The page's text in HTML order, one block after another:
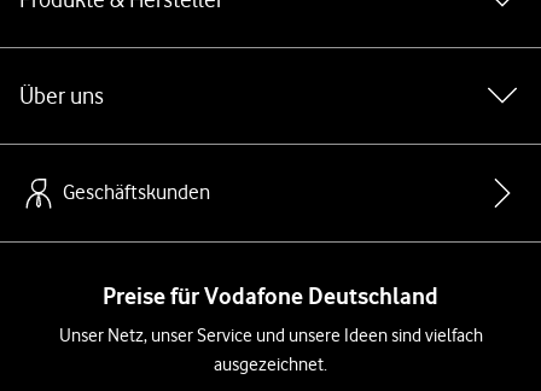
Über uns
Geschäftskunden
Preise für Vodafone Deutschland
Unser Netz, unser Service und unsere Ideen sind vielfach
ausgezeichnet.